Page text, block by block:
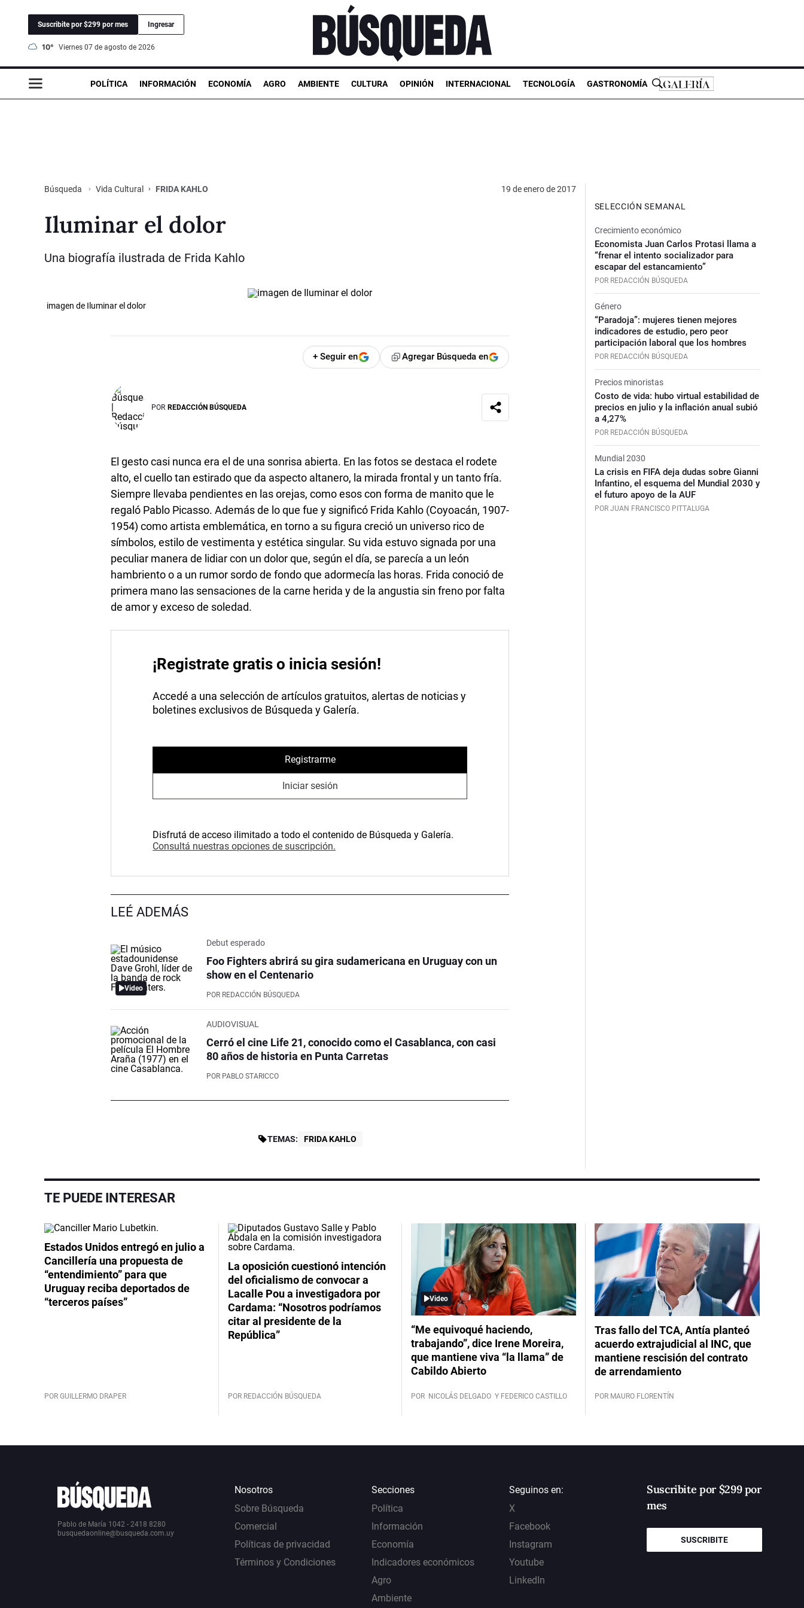
Suscribite por $299 por mes Ingresar
10° viernes 07 de agosto de 2026
POLÍTICA INFORMACIÓN ECONOMÍA AGRO AMBIENTE CULTURA OPINIÓN INTERNACIONAL TECNOLOGÍA GASTRONOMÍA
Búsqueda Vida Cultural FRIDA KAHLO 19 de enero de 2017
Iluminar el dolor
Una biografía ilustrada de Frida Kahlo
imagen de Iluminar el dolor
+ Seguir en Agregar Búsqueda en
POR REDACCIÓN BÚSQUEDA
El gesto casi nunca era el de una sonrisa abierta. En las fotos se destaca el rodete
alto, el cuello tan estirado que da aspecto altanero, la mirada frontal y un tanto fría.
Siempre llevaba pendientes en las orejas, como esos con forma de manito que le
regaló Pablo Picasso. Además de lo que fue y significó Frida Kahlo (Coyoacán, 1907-
1954) como artista emblemática, en torno a su figura creció un universo rico de
símbolos, estilo de vestimenta y estética singular. Su vida estuvo signada por una
peculiar manera de lidiar con un dolor que, según el día, se parecía a un león
hambriento o a un rumor sordo de fondo que adormecía las horas. Frida conoció de
primera mano las sensaciones de la carne herida y de la angustia sin freno por falta
de amor y exceso de soledad.
¡Registrate gratis o inicia sesión!
Accedé a una selección de artículos gratuitos, alertas de noticias y
boletines exclusivos de Búsqueda y Galería.
Registrarme
Iniciar sesión
Disfrutá de acceso ilimitado a todo el contenido de Búsqueda y Galería.
Consultá nuestras opciones de suscripción.
LEÉ ADEMÁS
Video
Debut esperado
Foo Fighters abrirá su gira sudamericana en Uruguay con un
show en el Centenario
POR REDACCIÓN BÚSQUEDA
AUDIOVISUAL
Cerró el cine Life 21, conocido como el Casablanca, con casi
80 años de historia en Punta Carretas
POR PABLO STARICCO
TEMAS: FRIDA KAHLO
SELECCIÓN SEMANAL
Crecimiento económico
Economista Juan Carlos Protasi llama a
“frenar el intento socializador para
escapar del estancamiento”
POR REDACCIÓN BÚSQUEDA
Género
“Paradoja”: mujeres tienen mejores
indicadores de estudio, pero peor
participación laboral que los hombres
POR REDACCIÓN BÚSQUEDA
Precios minoristas
Costo de vida: hubo virtual estabilidad de
precios en julio y la inflación anual subió
a 4,27%
POR REDACCIÓN BÚSQUEDA
Mundial 2030
La crisis en FIFA deja dudas sobre Gianni
Infantino, el esquema del Mundial 2030 y
el futuro apoyo de la AUF
POR JUAN FRANCISCO PITTALUGA
TE PUEDE INTERESAR
Estados Unidos entregó en julio a
Cancillería una propuesta de
“entendimiento” para que
Uruguay reciba deportados de
“terceros países”
POR GUILLERMO DRAPER
La oposición cuestionó intención
del oficialismo de convocar a
Lacalle Pou a investigadora por
Cardama: “Nosotros podríamos
citar al presidente de la
República”
POR REDACCIÓN BÚSQUEDA
Video
“Me equivoqué haciendo,
trabajando”, dice Irene Moreira,
que mantiene viva “la llama” de
Cabildo Abierto
POR NICOLÁS DELGADO Y FEDERICO CASTILLO
Tras fallo del TCA, Antía planteó
acuerdo extrajudicial al INC, que
mantiene rescisión del contrato
de arrendamiento
POR MAURO FLORENTÍN
Pablo de María 1042 - 2418 8280
busquedaonline@busqueda.com.uy
Nosotros
Sobre Búsqueda
Comercial
Políticas de privacidad
Términos y Condiciones
Secciones
Política
Información
Economía
Indicadores económicos
Agro
Ambiente
Seguinos en:
X
Facebook
Instagram
Youtube
LinkedIn
Suscribite por $299 por
mes
SUSCRIBITE